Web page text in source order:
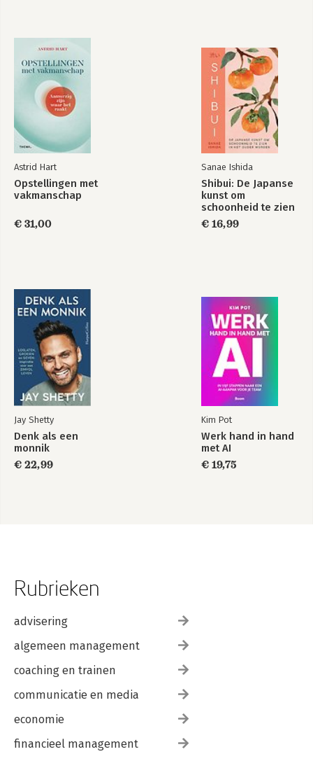
Astrid Hart
Opstellingen met
vakmanschap
€ 31,00
Sanae Ishida
Shibui: De Japanse
kunst om
schoonheid te zien
in het ouder
worden
€ 16,99
Jay Shetty
Denk als een
monnik
€ 22,99
Kim Pot
Werk hand in hand
met AI
€ 19,75
Rubrieken
advisering
algemeen management
coaching en trainen
communicatie en media
economie
financieel management